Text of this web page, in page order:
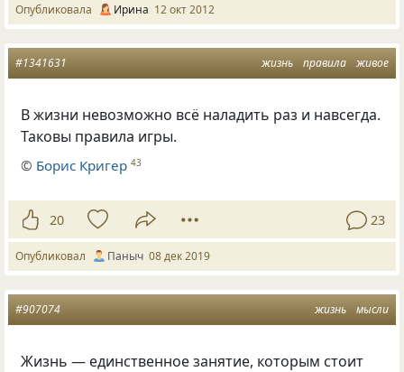
Опубликовала Ирина 12 окт 2012
жизнь правила живое
#1341631
В жизни невозможно всё наладить раз и навсегда.
Таковы правила игры.
© Борис Кригер 43
20 23
Опубликовал Паныч 08 дек 2019
жизнь мысли
#907074
Жизнь — единственное занятие, которым стоит